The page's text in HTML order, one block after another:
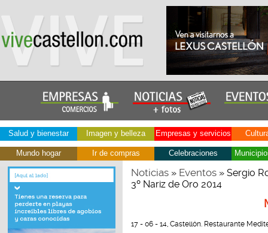
Salud y bienestar Imagen y belleza Empresas y servicios
Mundo hogar Ir de compras Celebraciones
Noticias» Eventos» Sergio
3º Nariz de Oro 2014
17 - 06 - 14, Castellón. Restaurante